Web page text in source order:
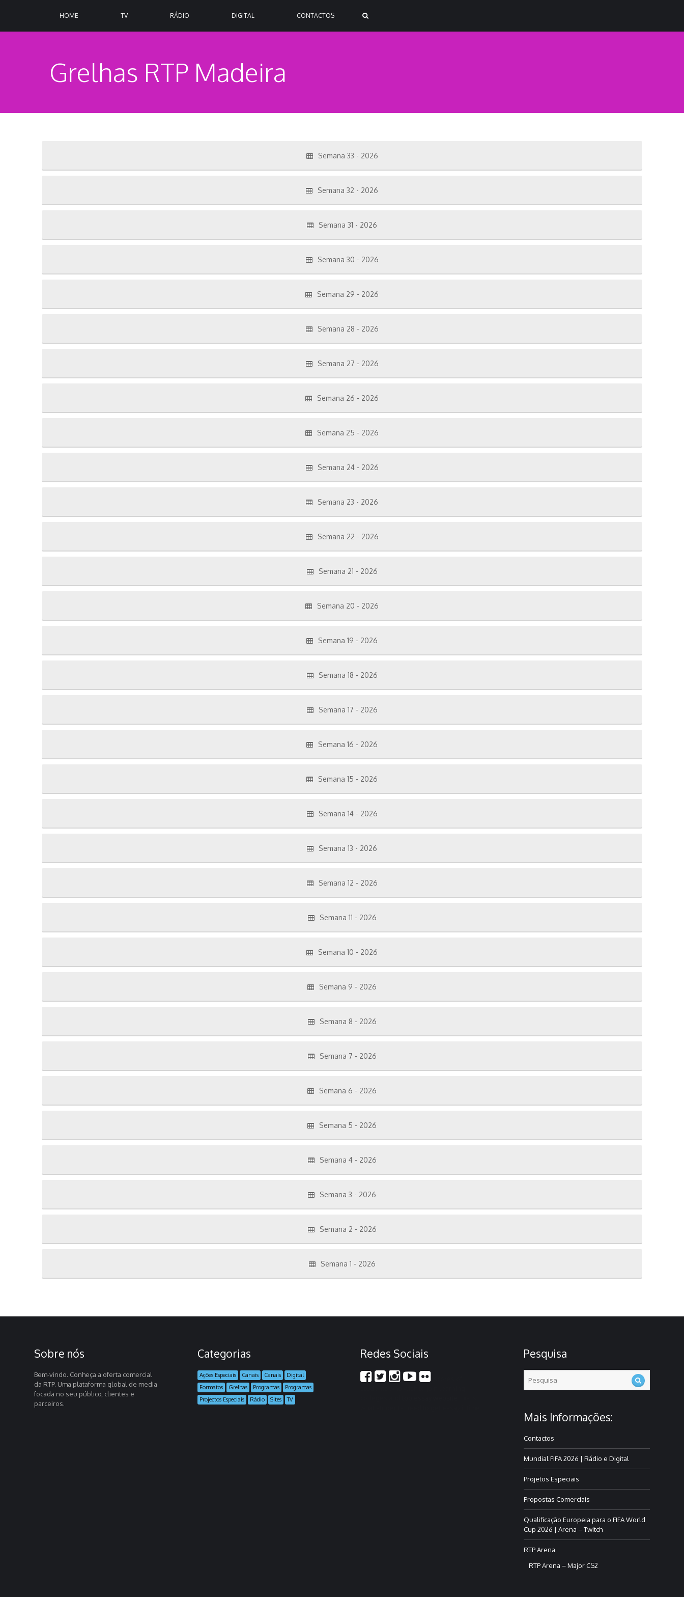
HOME TV RÁDIO DIGITAL CONTACTOS
Grelhas RTP Madeira
Semana 33 - 2026
Semana 32 - 2026
Semana 31 - 2026
Semana 30 - 2026
Semana 29 - 2026
Semana 28 - 2026
Semana 27 - 2026
Semana 26 - 2026
Semana 25 - 2026
Semana 24 - 2026
Semana 23 - 2026
Semana 22 - 2026
Semana 21 - 2026
Semana 20 - 2026
Semana 19 - 2026
Semana 18 - 2026
Semana 17 - 2026
Semana 16 - 2026
Semana 15 - 2026
Semana 14 - 2026
Semana 13 - 2026
Semana 12 - 2026
Semana 11 - 2026
Semana 10 - 2026
Semana 9 - 2026
Semana 8 - 2026
Semana 7 - 2026
Semana 6 - 2026
Semana 5 - 2026
Semana 4 - 2026
Semana 3 - 2026
Semana 2 - 2026
Semana 1 - 2026
Sobre nós
Bem-vindo. Conheça a oferta comercial
da RTP. Uma plataforma global de media
focada no seu público, clientes e
parceiros.
Categorias
Ações Especiais Canais Canais
Digital
Formatos
Grelhas Programas
Programas
Projectos Especiais
Rádio Sites TV
Redes Sociais Pesquisa
Mais Informações:
Contactos
Mundial FIFA 2026 | Rádio e Digital
Projetos Especiais
Propostas Comerciais
Qualificação Europeia para o FIFA World
Cup 2026 | Arena – Twitch
RTP Arena
RTP Arena – Major CS2